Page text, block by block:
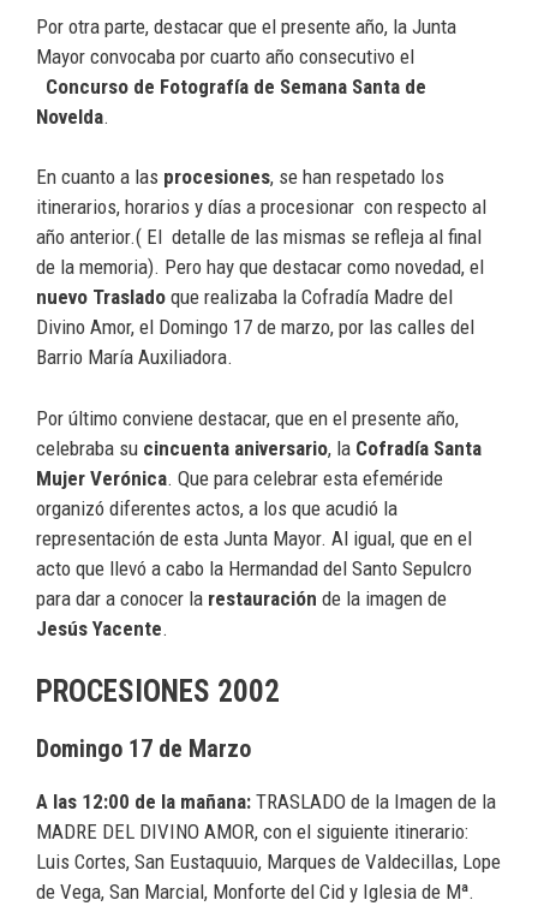
Por otra parte, destacar que el presente año, la Junta
Mayor convocaba por cuarto año consecutivo el
Concurso de Fotografía de Semana Santa de
Novelda.
En cuanto a las procesiones, se han respetado los
itinerarios, horarios y días a procesionar con respecto al
año anterior.( El detalle de las mismas se refleja al final
de la memoria). Pero hay que destacar como novedad, el
nuevo Traslado que realizaba la Cofradía Madre del
Divino Amor, el Domingo 17 de marzo, por las calles del
Barrio María Auxiliadora.
Por último conviene destacar, que en el presente año,
celebraba su cincuenta aniversario, la Cofradía Santa
Mujer Verónica. Que para celebrar esta efeméride
organizó diferentes actos, a los que acudió la
representación de esta Junta Mayor. Al igual, que en el
acto que llevó a cabo la Hermandad del Santo Sepulcro
para dar a conocer la restauración de la imagen de
Jesús Yacente.
PROCESIONES 2002
Domingo 17 de Marzo
A las 12:00 de la mañana: TRASLADO de la Imagen de la
MADRE DEL DIVINO AMOR, con el siguiente itinerario:
Luis Cortes, San Eustaquuio, Marques de Valdecillas, Lope
de Vega, San Marcial, Monforte del Cid y Iglesia de Mª.